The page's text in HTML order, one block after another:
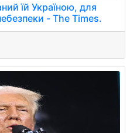
їй Україною, для
- The Times.